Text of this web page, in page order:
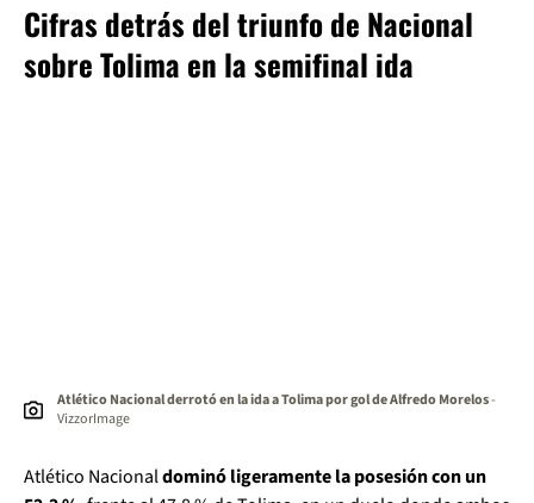
Cifras detrás del triunfo de Nacional
sobre Tolima en la semifinal ida
Atlético Nacional derrotó en la ida a Tolima por gol de Alfredo Morelos-
VizzorImage
Atlético Nacionaldominó ligeramente la posesión con un